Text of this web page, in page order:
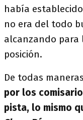
había
no era del todo
alcanzando para
posición.
De todas
por los
pista, lo mismo